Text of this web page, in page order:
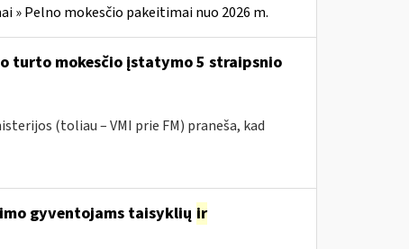
» Pelno mokesčio pakeitimai nuo 2026 m.
turto mokesčio įstatymo 5 straipsnio
(toliau – VMI prie FM) praneša, kad
gyventojams taisyklių ir